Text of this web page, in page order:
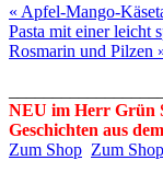
« Apfel-Mango-
Pasta mit einer leicht
Rosmarin und Pilzen
NEU im Herr Grün
Geschichten aus
Zum Shop Zum Shop